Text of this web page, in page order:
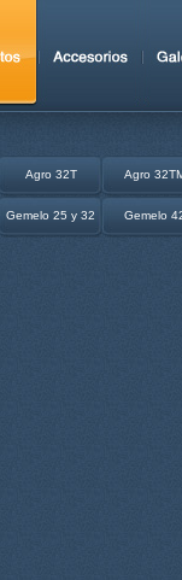
Agro 32T Agro
Gemelo 25 y 32 Gemelo